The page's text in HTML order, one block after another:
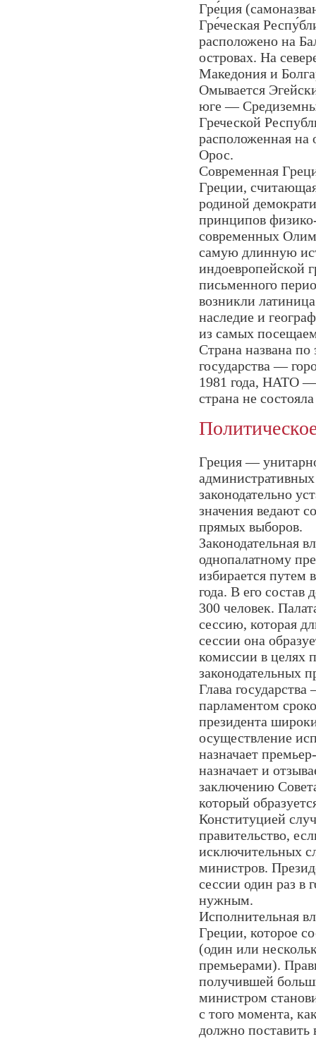
Гре́ция
Гре́ческая
расположено на
островах. На
Македония и
Омывается
юге —
Греческой
расположенная
Орос.
Современная
Греции,
родиной
принципов
современных
самую длинную
индоевропейской
письменного
возникли
наследие и
из самых
Страна названа
государства —
1981 года, НАТО —
страна не
Греция —
законодательно
значения ведают
прямых выборов.
Законодательная
однопалатному
избирается путем
года. В его состав
300 человек.
сессию, которая
сессии она
комиссии в целях
законодательных
Глава
парламентом
президента
осуществление
назначает
назначает и
заключению
который
Конституцией
правительство,
исключительных
министров.
сессии один раз в
нужным.
Исполнительная
Греции, которое
(один или
премьерами).
получившей
министром
с того момента,
должно поставить